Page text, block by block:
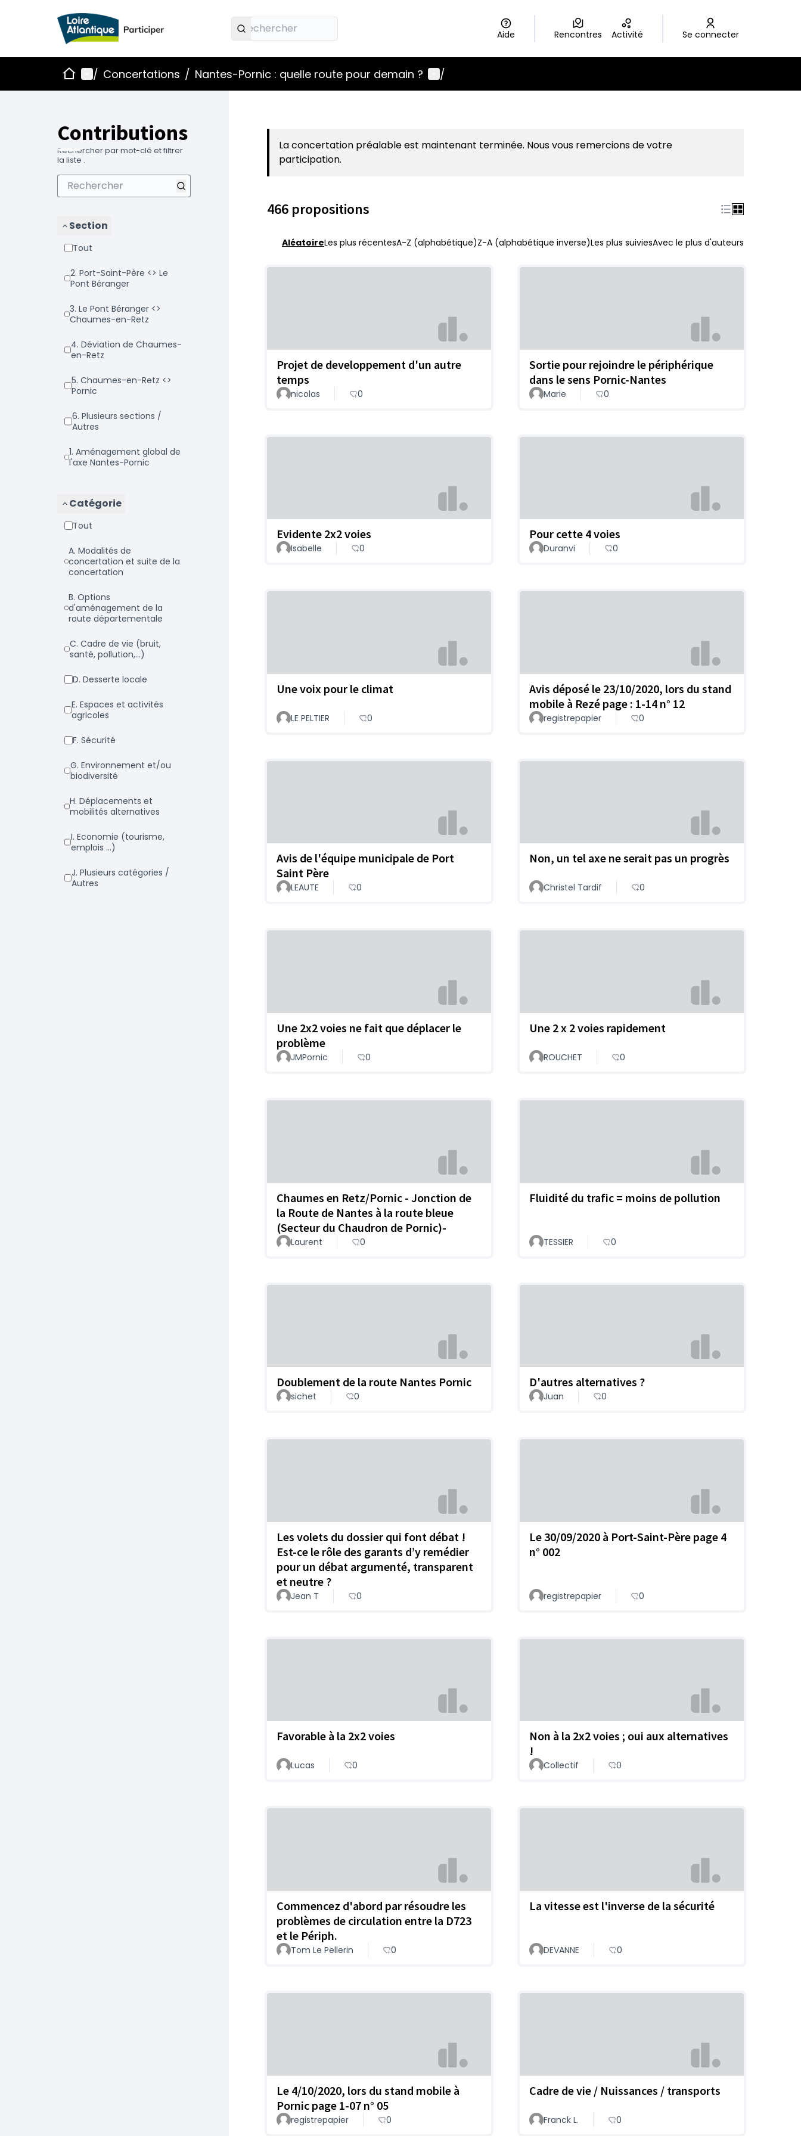
Aide Rencontres Activité Se connecter
AccueilMenu principal
/ Concertations / Nantes-Pornic : quelle route pour demain ? Menu utilisateur
/
Contributions
Rechercher par mot-clé et filtrer
la liste .
Section
Tout
2. Port-Saint-Père <> Le
Pont Béranger
3. Le Pont Béranger <>
Chaumes-en-Retz
4. Déviation de Chaumes-
en-Retz
5. Chaumes-en-Retz <>
Pornic
6. Plusieurs sections /
Autres
1. Aménagement global de
l'axe Nantes-Pornic
Catégorie
Tout
a. Modalités de
concertation et suite de la
concertation
b. Options
d'aménagement de la
route départementale
c. Cadre de vie (bruit,
santé, pollution,...)
d. Desserte locale
e. Espaces et activités
agricoles
f. Sécurité
g. Environnement et/ou
biodiversité
h. Déplacements et
mobilités alternatives
i. Economie (tourisme,
emplois ...)
j. Plusieurs catégories /
Autres
La concertation préalable est maintenant terminée. Nous vous remercions de votre
participation.
466 propositions
AléatoireLes plus récentesA-Z (alphabétique)Z-A (alphabétique inverse)Les plus suiviesAvec le plus d'auteurs
Projet de developpement d'un autre
temps
nicolas 0
Sortie pour rejoindre le périphérique
dans le sens Pornic-Nantes
Marie 0
Evidente 2x2 voies
Isabelle 0
Pour cette 4 voies
Duranvi 0
Une voix pour le climat
LE PELTIER 0
Avis déposé le 23/10/2020, lors du stand
mobile à Rezé page : 1-14 n° 12
registrepapier 0
Avis de l'équipe municipale de Port
Saint Père
LEAUTE 0
Non, un tel axe ne serait pas un progrès
Christel Tardif 0
Une 2x2 voies ne fait que déplacer le
problème
JMPornic 0
Une 2 x 2 voies rapidement
ROUCHET 0
Chaumes en Retz/Pornic - Jonction de
la Route de Nantes à la route bleue
(Secteur du Chaudron de Pornic)-
Laurent 0
Fluidité du trafic = moins de pollution
TESSIER 0
Doublement de la route Nantes Pornic
sichet 0
D'autres alternatives ?
Juan 0
Les volets du dossier qui font débat !
Est-ce le rôle des garants d’y remédier
pour un débat argumenté, transparent
et neutre ?
Jean T 0
Le 30/09/2020 à Port-Saint-Père page 4
n° 002
registrepapier 0
Favorable à la 2x2 voies
Lucas 0
Non à la 2x2 voies ; oui aux alternatives
!
Collectif 0
Commencez d'abord par résoudre les
problèmes de circulation entre la D723
et le Périph.
Tom Le Pellerin 0
La vitesse est l'inverse de la sécurité
DEVANNE 0
Le 4/10/2020, lors du stand mobile à
Pornic page 1-07 n° 05
registrepapier 0
Cadre de vie / Nuissances / transports
Franck L. 0